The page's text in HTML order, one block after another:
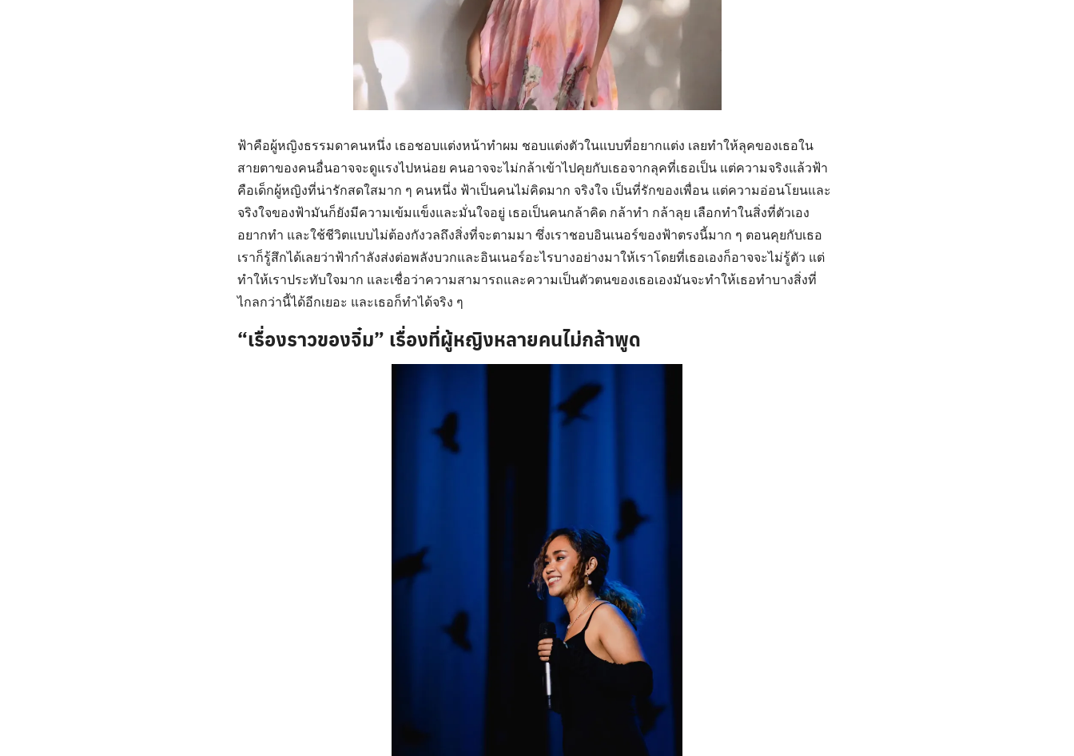
ฟ้าคือผู้หญิงธรรมดาคนหนึ่ง เธอชอบแต่งหน้าทำผม ชอบแต่งตัวในแบบที่อยากแต่ง เลยทำให้ลุคของเธอใน
สายตาของคนอื่นอาจจะดูแรงไปหน่อย คนอาจจะไม่กล้าเข้าไปคุยกับเธอจากลุคที่เธอเป็น แต่ความจริงแล้วฟ้า
คือเด็กผู้หญิงที่น่ารักสดใสมาก ๆ คนหนึ่ง ฟ้าเป็นคนไม่คิดมาก จริงใจ เป็นที่รักของเพื่อน แต่ความอ่อนโยนและ
จริงใจของฟ้ามันก็ยังมีความเข้มแข็งและมั่นใจอยู่ เธอเป็นคนกล้าคิด กล้าทำ กล้าลุย เลือกทำในสิ่งที่ตัวเอง
อยากทำ และใช้ชีวิตแบบไม่ต้องกังวลถึงสิ่งที่จะตามมา ซึ่งเราชอบอินเนอร์ของฟ้าตรงนี้มาก ๆ ตอนคุยกับเธอ
เราก็รู้สึกได้เลยว่าฟ้ากำลังส่งต่อพลังบวกและอินเนอร์อะไรบางอย่างมาให้เราโดยที่เธอเองก็อาจจะไม่รู้ตัว แต่
ทำให้เราประทับใจมาก และเชื่อว่าความสามารถและความเป็นตัวตนของเธอเองมันจะทำให้เธอทำบางสิ่งที่
ไกลกว่านี้ได้อีกเยอะ และเธอก็ทำได้จริง ๆ
“เรื่องราวของจิ๋ม” เรื่องที่ผู้หญิงหลายคนไม่กล้าพูด